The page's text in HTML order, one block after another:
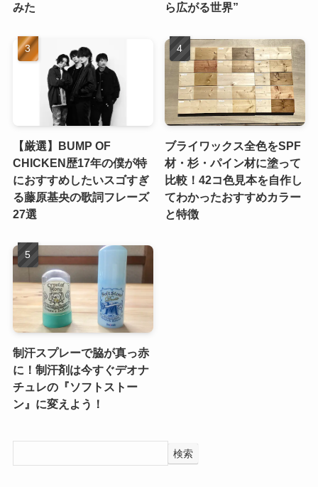
みた
ら広がる世界”
【厳選】BUMP OF
CHICKEN歴17年の僕が特
におすすめしたいスゴすぎ
る藤原基央の歌詞フレーズ
27選
ブライワックス全色をSPF
材・杉・パイン材に塗って
比較！42コ色見本を自作し
てわかったおすすめカラー
と特徴
制汗スプレーで脇が真っ赤
に！制汗剤は今すぐデオナ
チュレの『ソフトストー
ン』に変えよう！
検索